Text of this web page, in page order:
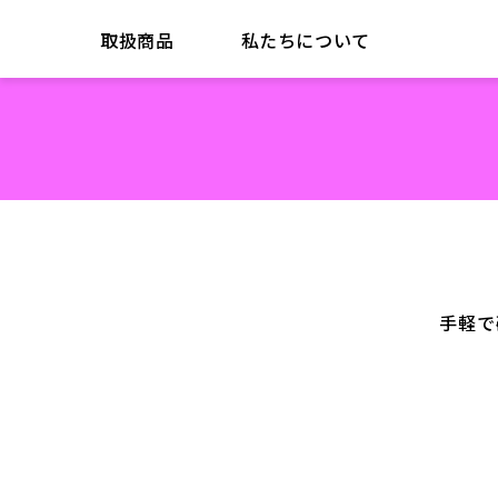
取扱商品 私たちについて
手軽